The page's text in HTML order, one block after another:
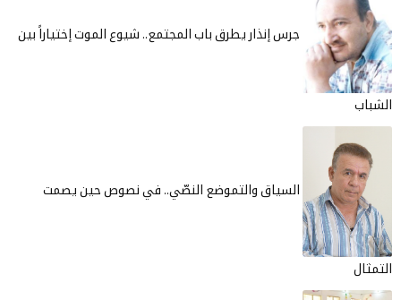
جرس إنذار يطرق باب المجتمع.. شيوع الموت إختياراً بين
الشباب
السياق والتموضع النصّي.. في نصوص حين يصمت
التمثال